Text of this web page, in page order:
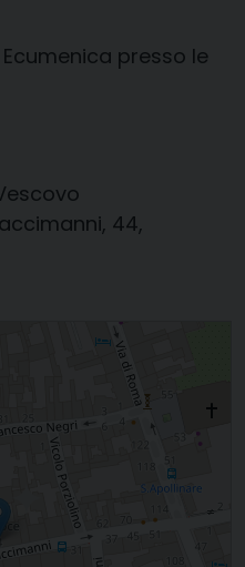
presso le
44,
le monache carmelitane